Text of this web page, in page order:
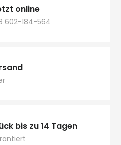
online
602-184-564
bis zu 14 Tagen